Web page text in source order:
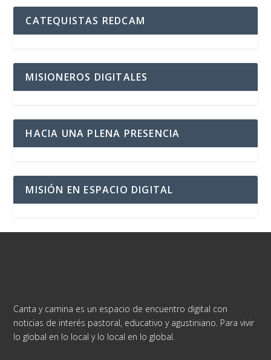
CATEQUISTAS REDCAM
MISIONEROS DIGITALES
HACIA UNA PLENA PRESENCIA
MISIÓN EN ESPACIO DIGITAL
Canta y camina es un espacio de encuentro digital con
noticias de interés pastoral, educativo y agustiniano. Para vivir
lo global en lo local y lo local en lo global.